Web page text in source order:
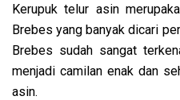
Kerupuk telur asin
Brebes yang banyak dicari
Brebes sudah sangat
menjadi camilan enak dan
asin.